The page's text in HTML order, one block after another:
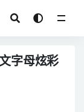
字母炫彩